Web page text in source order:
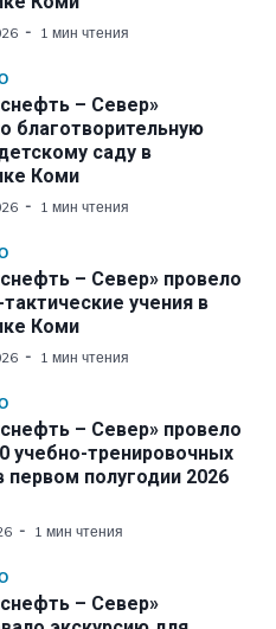
1 мин чтения
– Север»
благотворительную
саду в
Коми
1 мин чтения
– Север» провело
учения в
Коми
1 мин чтения
– Север» провело
учебно-тренировочных
первом полугодии 2026
1 мин чтения
– Север»